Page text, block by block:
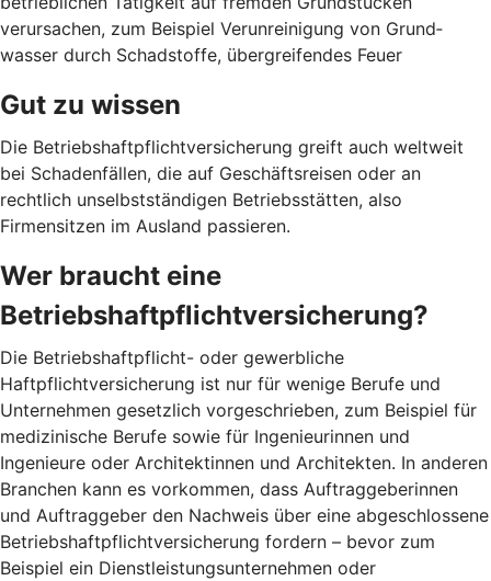
verursachen, zum Beispiel Verunreinigung von Grund­
wasser durch Schad­stoffe, übergreifendes Feuer
Gut zu wissen
Die Betriebshaftpflichtversicherung greift auch weltweit
bei Schadenfällen, die auf Geschäftsreisen oder an
rechtlich unselbstständigen Betriebsstätten, also
Firmensitzen im Ausland passieren.
Wer braucht eine
Betriebshaftpflichtversicherung?
Die Betriebshaftpflicht- oder gewerbliche
Haftpflichtversicherung ist nur für wenige Berufe und
Unternehmen gesetzlich vorgeschrieben, zum Beispiel für
medizinische Berufe sowie für Ingenieurinnen und
Ingenieure oder Architektinnen und Architekten. In anderen
Branchen kann es vorkommen, dass Auftraggeberinnen
und Auftraggeber den Nachweis über eine abgeschlossene
Betriebshaftpflichtversicherung fordern – bevor zum
Beispiel ein Dienstleistungsunternehmen oder